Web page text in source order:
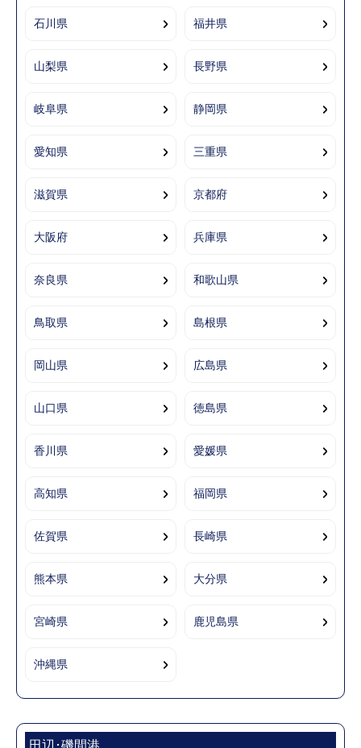
石川県 福井県
山梨県 長野県
岐阜県 静岡県
愛知県 三重県
滋賀県 京都府
大阪府 兵庫県
奈良県 和歌山県
鳥取県 島根県
岡山県 広島県
山口県 徳島県
香川県 愛媛県
高知県 福岡県
佐賀県 長崎県
熊本県 大分県
宮崎県 鹿児島県
沖縄県
田辺･磯間港